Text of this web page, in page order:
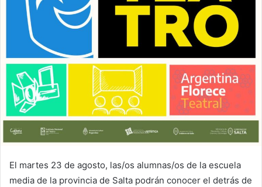
El martes 23 de agosto, las/os alumnas/os de la escuela
media de la provincia de Salta podrán conocer el detrás de